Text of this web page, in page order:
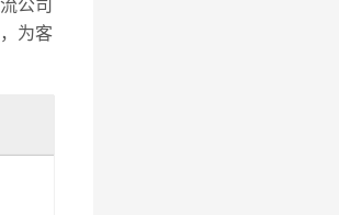
公司
为客